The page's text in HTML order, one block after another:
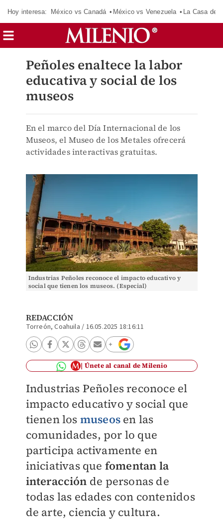
Hoy interesa: México vs Canadá México vs Venezuela La Casa de
Peñoles enaltece la labor
educativa y social de los
museos
En el marco del Día Internacional de los
Museos, el Museo de los Metales ofrecerá
actividades interactivas gratuitas.
Industrias Peñoles reconoce el impacto educativo y
social que tienen los museos. (Especial)
REDACCIÓN
Torreón, Coahuila / 16.05.2025 18:16:11
Únete al canal de Milenio
Industrias Peñoles reconoce el
impacto educativo y social que
tienen los museos en las
comunidades, por lo que
participa activamente en
iniciativas que fomentan la
interacción de personas de
todas las edades con contenidos
de arte, ciencia y cultura.